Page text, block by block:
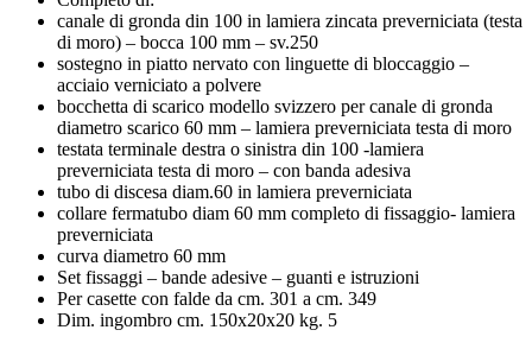
canale di gronda din 100 in lamiera zincata preverniciata (testa
di moro) – bocca 100 mm – sv.250
sostegno in piatto nervato con linguette di bloccaggio –
acciaio verniciato a polvere
bocchetta di scarico modello svizzero per canale di gronda
diametro scarico 60 mm – lamiera preverniciata testa di moro
testata terminale destra o sinistra din 100 -lamiera
preverniciata testa di moro – con banda adesiva
tubo di discesa diam.60 in lamiera preverniciata
collare fermatubo diam 60 mm completo di fissaggio- lamiera
preverniciata
curva diametro 60 mm
Set fissaggi – bande adesive – guanti e istruzioni
Per casette con falde da cm. 301 a cm. 349
Dim. ingombro cm. 150x20x20 kg. 5